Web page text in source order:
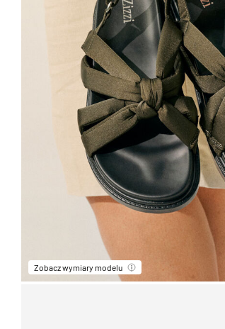
Zobacz wymiary modelu